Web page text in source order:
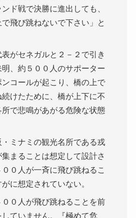
ド戦で決勝に進出しても、
飛び跳ねないで下さい」と
がセネガルと２－２で引き
、約５００人のサポーター
コールが起こり、橋の上で
けたために、橋が上下に不
で悲鳴があがる危険な状態
ミナミの観光名所である戎
まることは想定して設計さ
０人が一斉に飛び跳ねるこ
に想定されていない。
０人が飛び跳ねることを前
ていません。『極めて危